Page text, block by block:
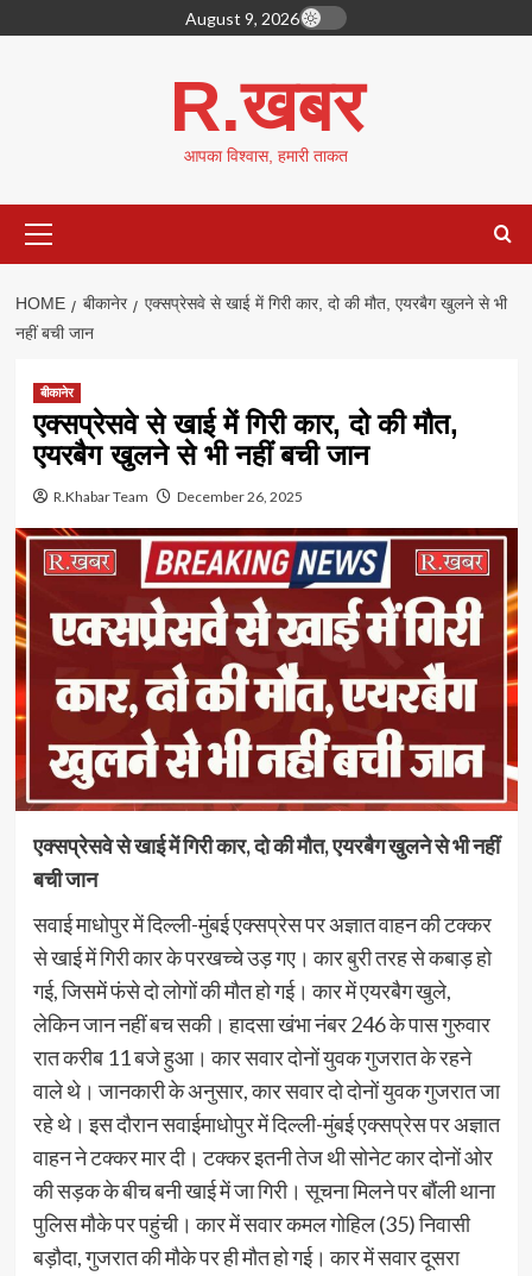
to
August 9, 2026
R.खबर
आपका विश्वास, हमारी ताकत
Menu
HOME बीकानेर
एक्सप्रेसवे से खाई में गिरी कार, दो की मौत, एयरबैग खुलने से भी
नहीं बची जान
बीकानेर
एक्सप्रेसवे से खाई में गिरी कार, दो की मौत,
एयरबैग खुलने से भी नहीं बची जान
R.Khabar Team December 26, 2025
एक्सप्रेसवे से खाई में गिरी कार, दो की मौत, एयरबैग खुलने से भी नहीं
बची जान
सवाई माधोपुर में दिल्ली-मुंबई एक्सप्रेस पर अज्ञात वाहन की टक्कर
से खाई में गिरी कार के परखच्चे उड़ गए। कार बुरी तरह से कबाड़ हो
गई, जिसमें फंसे दो लोगों की मौत हो गई। कार में एयरबैग खुले,
लेकिन जान नहीं बच सकी। हादसा खंभा नंबर 246 के पास गुरुवार
रात करीब 11 बजे हुआ। कार सवार दोनों युवक गुजरात के रहने
वाले थे। जानकारी के अनुसार, कार सवार दो दोनों युवक गुजरात जा
रहे थे। इस दौरान सवाईमाधोपुर में दिल्ली-मुंबई एक्सप्रेस पर अज्ञात
वाहन ने टक्कर मार दी। टक्कर इतनी तेज थी सोनेट कार दोनों ओर
की सड़क के बीच बनी खाई में जा गिरी। सूचना मिलने पर बौंली थाना
पुलिस मौके पर पहुंची। कार में सवार कमल गोहिल (35) निवासी
बड़ौदा, गुजरात की मौके पर ही मौत हो गई। कार में सवार दूसरा